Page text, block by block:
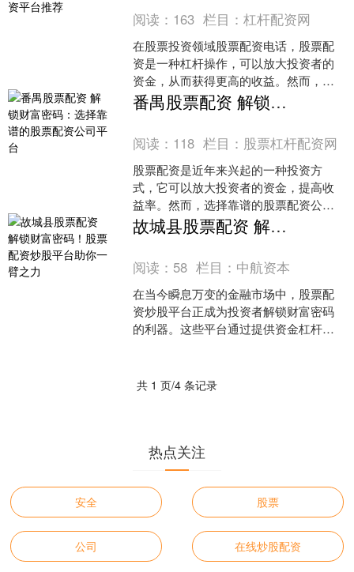
阅读： 163 栏目：杠杆配资网
在股票投资领域股票配资电话，股票配
资是一种杠杆操作，可以放大投资者的
资金，从而获得更高的收益。然而，选
择一个可靠的股票配资平台至关重要，
因为它直接关系到投资者的....
番禺股票配资 解锁财富密码：选择靠谱的股票配资公司平台
阅读： 118 栏目： 股票杠杆配资网
股票配资是近年来兴起的一种投资方
式，它可以放大投资者的资金，提高收
益率。然而，选择靠谱的股票配资公司
平台至关重要，否则可能会面临资金损
失的风险。 资金安全是投资....
故城县股票配资 解锁财富密码！股票配资炒股平台助你一臂之力
阅读： 58 栏目： 中航资本
在当今瞬息万变的金融市场中，股票配
资炒股平台正成为投资者解锁财富密码
的利器。这些平台通过提供资金杠杆，
共 1 页/4 条记录
热点关注
安全 股票
公司 在线炒股配资